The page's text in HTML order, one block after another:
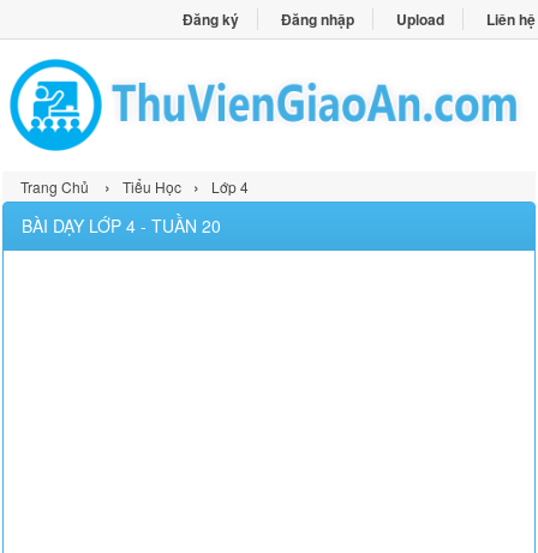
Đăng ký Đăng nhập Upload Liên hệ
Trang Chủ › Tiểu Học › Lớp 4
BÀI DẠY LỚP 4 - TUẦN 20